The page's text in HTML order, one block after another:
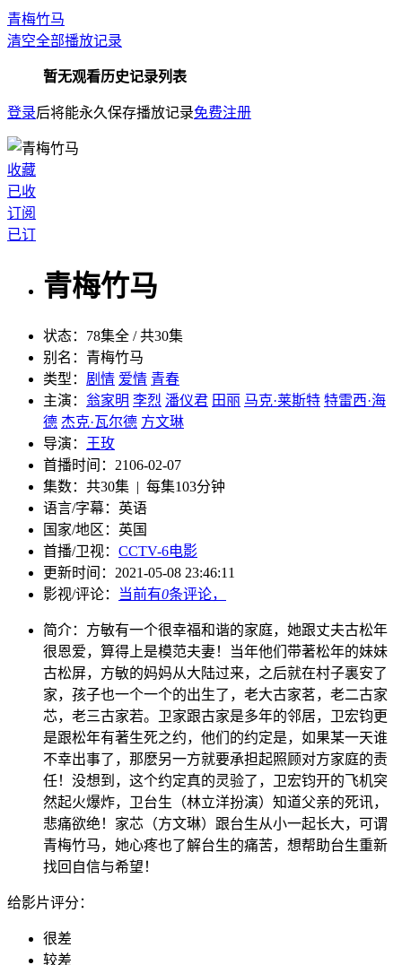
青梅竹马
清空全部播放记录
暂无观看历史记录列表
登录后将能永久保存播放记录免费注册
收藏
已收
订阅
已订
青梅竹马
状态： 78集全 / 共30集
别名： 青梅竹马
类型： 剧情 爱情 青春
主演： 翁家明 李烈 潘仪君 田丽 马克·莱斯特 特雷西·海
德 杰克·瓦尔德 方文琳
导演：
王玫
首播时间： 2106-02-07
集数： 共30集 | 每集103分钟
语言/字幕： 英语
国家/地区： 英国
首播/卫视： CCTV-6电影
更新时间： 2021-05-08 23:46:11
影视/评论：
当前有0条评论，
简介： 方敏有一个很幸福和谐的家庭，她跟丈夫古松年
很恩爱，算得上是模范夫妻！当年他们带著松年的妹妹
古松屏，方敏的妈妈从大陆过来，之后就在村子裏安了
家，孩子也一个一个的出生了，老大古家茗，老二古家
芯，老三古家若。卫家跟古家是多年的邻居，卫宏钧更
是跟松年有著生死之约，他们的约定是，如果某一天谁
不幸出事了，那麽另一方就要承担起照顾对方家庭的责
任！没想到，这个约定真的灵验了，卫宏钧开的飞机突
然起火爆炸，卫台生（林立洋扮演）知道父亲的死讯，
悲痛欲绝！家芯（方文琳）跟台生从小一起长大，可谓
青梅竹马，她心疼也了解台生的痛苦，想帮助台生重新
找回自信与希望！
给影片评分：
很差
较差